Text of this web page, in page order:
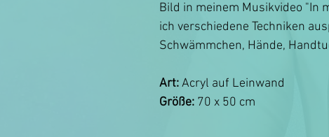
Bild in meinem Musikvideo "In
ich verschiedene Techniken
Schwämmchen, Hände,
Art:Acryl auf Leinwand
Größe: 70 x 50 cm